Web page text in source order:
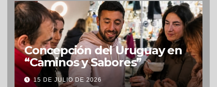
Concepción del Uruguay en
“Caminos y Sabores”
15 DE JULIO DE 2026